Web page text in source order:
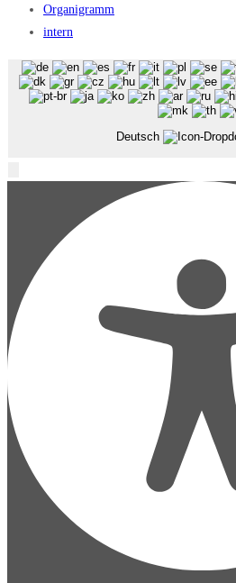
Organigramm
intern
Deutsch